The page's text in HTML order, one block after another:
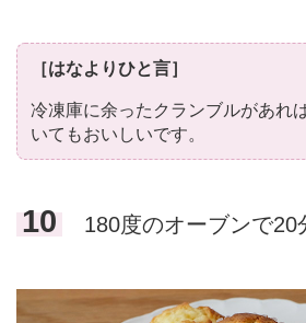
［はなよりひと言］
冷凍庫に余ったクランブルがあれ
いてもおいしいです。
10 180度のオーブンで20